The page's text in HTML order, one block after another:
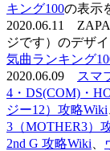
キング100の表示
2020.06.11
ジです）のデザ
気曲ランキング
2020.06.09
スマ
4・DS(COM)・
ジー12）攻略Wiki
3（MOTHER3）
2nd G 攻略Wiki